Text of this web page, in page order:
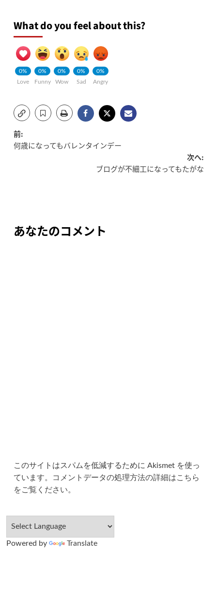
What do you feel about this?
0%
Love
0%
Funny
0%
Wow
0%
Sad
0%
Angry
投
ー
前:
何歳になってもバレンタインデー
次へ:
ブログが不細工になってもたがな
あなたのコメント
このサイトはスパムを低減するために Akismet を使っ
ています。
コメントデータの処理方法の詳細はこちら
をご覧ください。
Powered by Translate